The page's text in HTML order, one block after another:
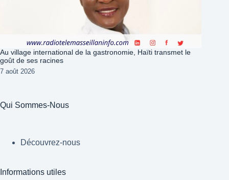
Au village international de la gastronomie, Haïti transmet le
goût de ses racines
7 août 2026
Qui Sommes-Nous
Découvrez-nous
Informations utiles